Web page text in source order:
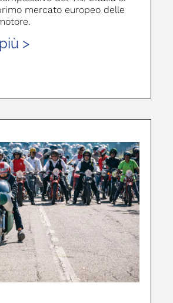
mercato europeo delle
>